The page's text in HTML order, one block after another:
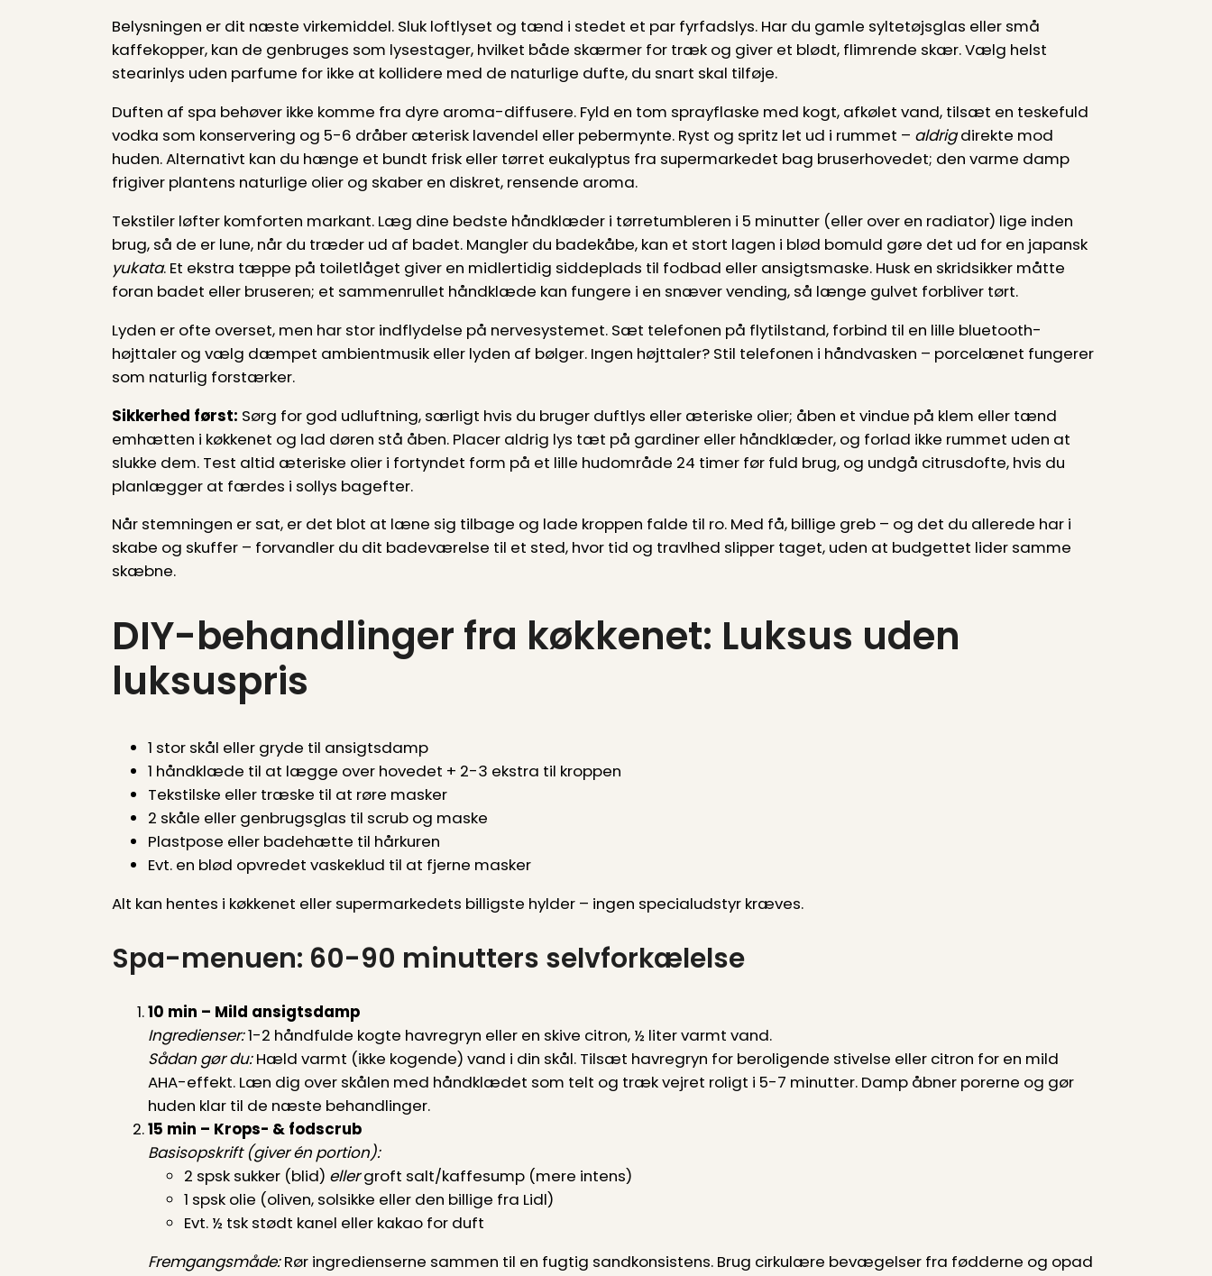
Belysningen er dit næste virkemiddel. Sluk loftlyset og tænd i stedet et par fyrfadslys. Har du gamle syltetøjsglas eller små
kaffekopper, kan de genbruges som lysestager, hvilket både skærmer for træk og giver et blødt, flimrende skær. Vælg helst
stearinlys uden parfume for ikke at kollidere med de naturlige dufte, du snart skal tilføje.
Duften af spa behøver ikke komme fra dyre aroma-diffusere. Fyld en tom sprayflaske med kogt, afkølet vand, tilsæt en teskefuld
vodka som konservering og 5-6 dråber æterisk lavendel eller pebermynte. Ryst og spritz let ud i rummet – aldrigdirekte mod
huden. Alternativt kan du hænge et bundt frisk eller tørret eukalyptus fra supermarkedet bag bruserhovedet; den varme damp
frigiver plantens naturlige olier og skaber en diskret, rensende aroma.
Tekstiler løfter komforten markant. Læg dine bedste håndklæder i tørretumbleren i 5 minutter (eller over en radiator) lige inden
brug, så de er lune, når du træder ud af badet. Mangler du badekåbe, kan et stort lagen i blød bomuld gøre det ud for en japansk
yukata. Et ekstra tæppe på toiletlåget giver en midlertidig siddeplads til fodbad eller ansigtsmaske. Husk en skridsikker måtte
foran badet eller bruseren; et sammenrullet håndklæde kan fungere i en snæver vending, så længe gulvet forbliver tørt.
Lyden er ofte overset, men har stor indflydelse på nervesystemet. Sæt telefonen på flytilstand, forbind til en lille bluetooth-
højttaler og vælg dæmpet ambientmusik eller lyden af bølger. Ingen højttaler? Stil telefonen i håndvasken – porcelænet fungerer
som naturlig forstærker.
Sikkerhed først: Sørg for god udluftning, særligt hvis du bruger duftlys eller æteriske olier; åben et vindue på klem eller tænd
emhætten i køkkenet og lad døren stå åben. Placer aldrig lys tæt på gardiner eller håndklæder, og forlad ikke rummet uden at
slukke dem. Test altid æteriske olier i fortyndet form på et lille hudområde 24 timer før fuld brug, og undgå citrusdofte, hvis du
planlægger at færdes i sollys bagefter.
Når stemningen er sat, er det blot at læne sig tilbage og lade kroppen falde til ro. Med få, billige greb – og det du allerede har i
skabe og skuffer – forvandler du dit badeværelse til et sted, hvor tid og travlhed slipper taget, uden at budgettet lider samme
skæbne.
DIY-behandlinger fra køkkenet: Luksus uden
luksuspris
1 stor skål eller gryde til ansigtsdamp
1 håndklæde til at lægge over hovedet + 2-3 ekstra til kroppen
Tekstilske eller træske til at røre masker
2 skåle eller genbrugsglas til scrub og maske
Plastpose eller badehætte til hårkuren
Evt. en blød opvredet vaskeklud til at fjerne masker
Alt kan hentes i køkkenet eller supermarkedets billigste hylder – ingen specialudstyr kræves.
Spa-menuen: 60-90 minutters selvforkælelse
10 min – Mild ansigtsdamp
Ingredienser:1-2 håndfulde kogte havregryn eller en skive citron, ½ liter varmt vand.
Sådan gør du:Hæld varmt (ikke kogende) vand i din skål. Tilsæt havregryn for beroligende stivelse eller citron for en mild
AHA-effekt. Læn dig over skålen med håndklædet som telt og træk vejret roligt i 5-7 minutter. Damp åbner porerne og gør
huden klar til de næste behandlinger.
15 min – Krops- & fodscrub
Basisopskrift (giver én portion):
2 spsk sukker (blid) ellergroft salt/kaffesump (mere intens)
1 spsk olie (oliven, solsikke eller den billige fra Lidl)
Evt. ½ tsk stødt kanel eller kakao for duft
Fremgangsmåde:Rør ingredienserne sammen til en fugtig sandkonsistens. Brug cirkulære bevægelser fra fødderne og opad